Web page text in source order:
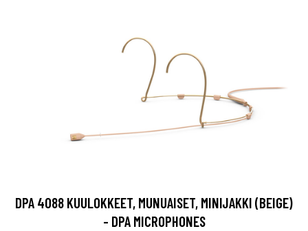
DPA 4088 KUULOKKEET, MUNUAISET, MINIJAKKI (BEIGE)
- DPA MICROPHONES